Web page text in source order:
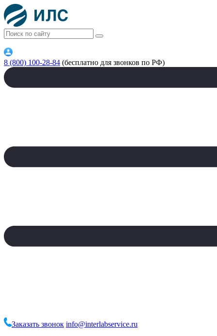
8 (800) 100-28-84 (бесплатно для звонков по РФ)
Заказать звонок info@interlabservice.ru